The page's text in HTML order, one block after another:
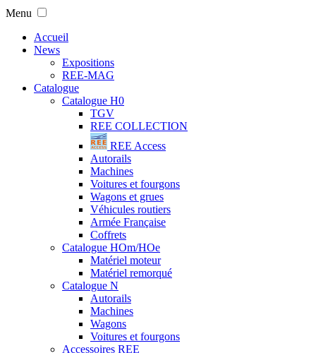
Menu
Accueil
News
Expositions
REE-MAG
Catalogue
Catalogue H0
TGV
REE COLLECTION
REE Access
Autorails
Machines
Voitures et fourgons
Wagons et grues
Véhicules routiers
Armée Française
Coffrets
Catalogue HOm/HOe
Matériel moteur
Matériel remorqué
Catalogue N
Autorails
Machines
Wagons
Voitures et fourgons
Accessoires REE